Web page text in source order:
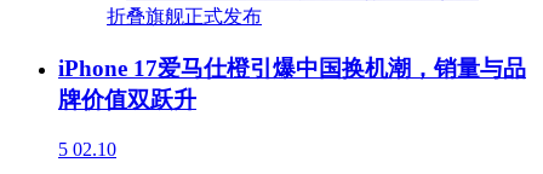
iPhone 17爱马仕橙引爆中国换机潮，销量与品
牌价值双跃升
5 02.10